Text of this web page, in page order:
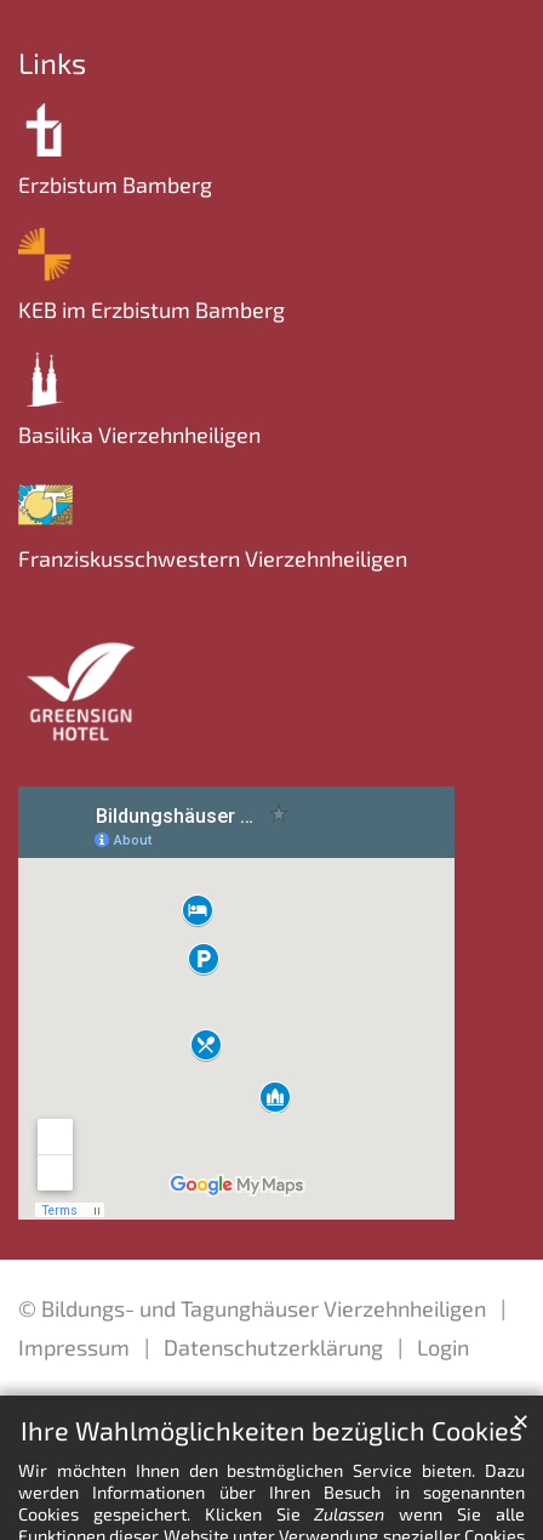
Ihre Wahlmöglichkeiten bezüglich Cookies
Wir möchten Ihnen den bestmöglichen Service bieten. Dazu
werden Informationen über Ihren Besuch in sogenannten
Cookies gespeichert. Klicken SieZulassen wenn Sie alle
✕
Links
Erzbistum Bamberg
KEB im Erzbistum Bamberg
Basilika Vierzehnheiligen
Franziskusschwestern Vierzehnheiligen
© Bildungs- und Tagunghäuser Vierzehnheiligen
Impressum
Datenschutzerklärung Login